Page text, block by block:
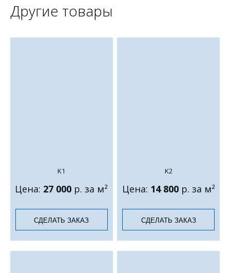
Другие товары
K1
Цена: 27 000 р. за м²
СДЕЛАТЬ ЗАКАЗ
K2
Цена: 14 800р. за м²
СДЕЛАТЬ ЗАКАЗ